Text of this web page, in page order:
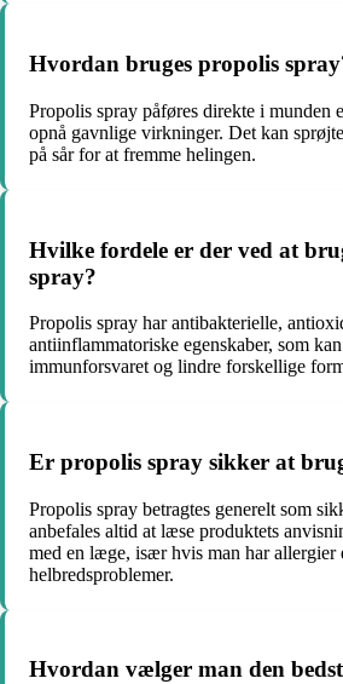
Hvordan bruges propolis
Propolis spray påføres direkte i munden
opnå gavnlige virkninger. Det kan
på sår for at fremme helingen.
Hvilke fordele er der ved at
spray?
Propolis spray har antibakterielle,
antiinflammatoriske egenskaber, som
immunforsvaret og lindre forskellige
Er propolis spray sikker at
Propolis spray betragtes generelt som
anbefales altid at læse produktets
med en læge, især hvis man har allergier
helbredsproblemer.
Hvordan vælger man den